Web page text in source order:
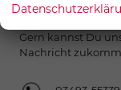
Gern kannst Du
Nachricht